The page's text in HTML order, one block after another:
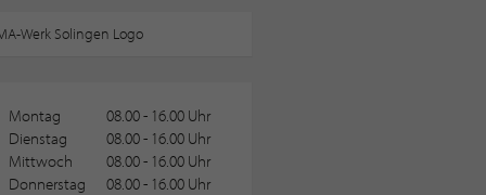
Montag
08.00 - 16.00 Uhr
Dienstag
08.00 - 16.00 Uhr
Mittwoch
08.00 - 16.00 Uhr
Donnerstag
08.00 - 16.00 Uhr